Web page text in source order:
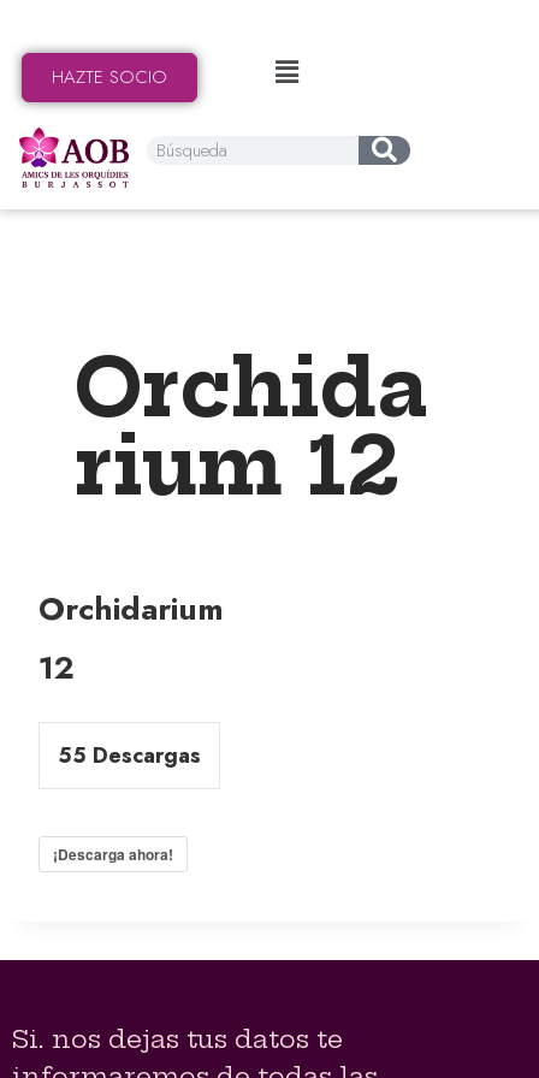
HAZTE SOCIO
Orchida
rium 12
Orchidarium
12
55 Descargas
¡Descarga ahora!
Si. nos dejas tus datos te